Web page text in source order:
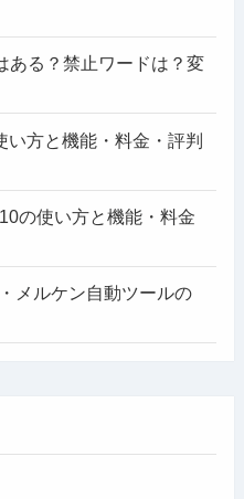
ある？禁止ワードは？変
方と機能・料金・評判
の使い方と機能・料金
メルケン自動ツールの